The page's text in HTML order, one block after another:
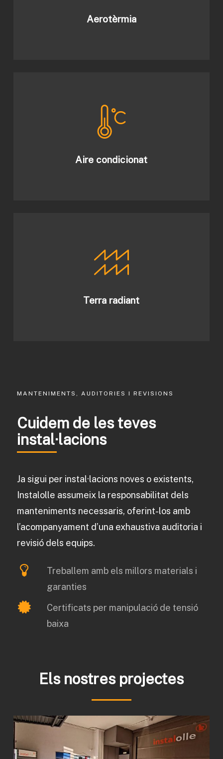
Aerotèrmia
Aire condicionat
Terra radiant
MANTENIMENTS, AUDITORIES I REVISIONS
Cuidem de les teves
instal·lacions
Ja sigui per instal·lacions noves o existents,
Instalolle assumeix la responsabilitat dels
manteniments necessaris, oferint-los amb
l’acompanyament d’una exhaustiva auditoria i
revisió dels equips.
Treballem amb els millors materials i
garanties
Certificats per manipulació de tensió
baixa
Els nostres projectes